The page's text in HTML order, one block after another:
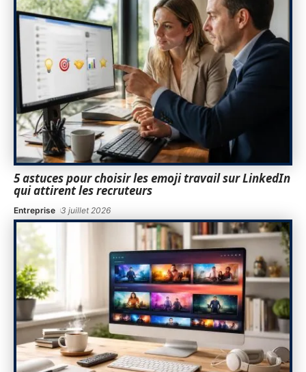
5 astuces pour choisir les emoji travail sur LinkedIn
qui attirent les recruteurs
Entreprise 3 juillet 2026